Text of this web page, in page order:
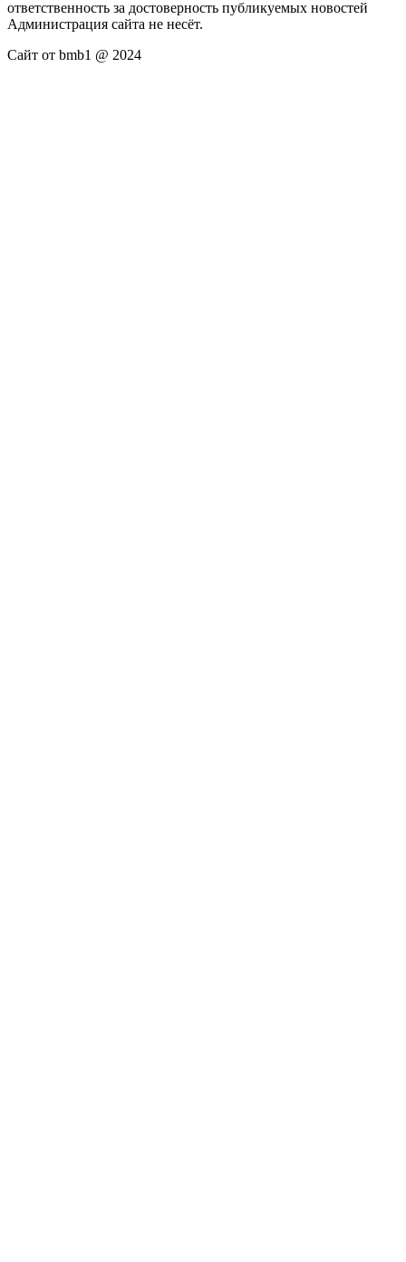
ответственность за достоверность публикуемых новостей
Администрация сайта не несёт.
Сайт от bmb1 @ 2024